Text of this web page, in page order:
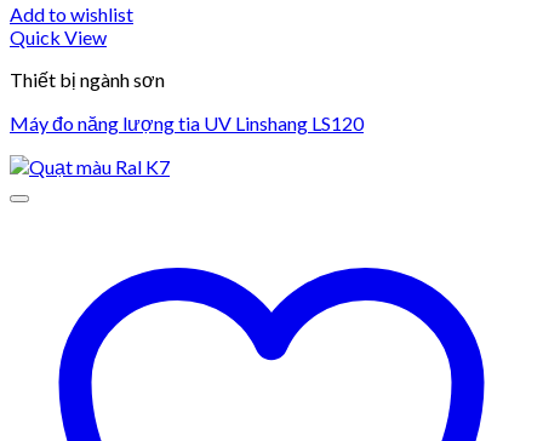
Add to wishlist
Quick View
Thiết bị ngành sơn
Máy đo năng lượng tia UV Linshang LS120